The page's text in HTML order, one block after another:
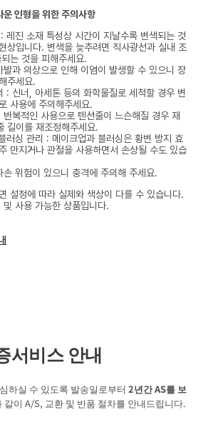
운 인형을 위한 주의사항
레진 소재 특성상 시간이 지날수록 변색되는 것
상입니다. 변색을 늦추려면 직사광선과 실내 조
는 것을 피해주세요.
발과 의상으로 인해 이염이 발생할 수 있으니 장
주세요.
: 신너, 아세톤 등의 화학물질로 세척할 경우 변
사용에 주의해주세요.
복적인 사용으로 텐션줄이 느슨해질 경우 재
길이를 재조정해주세요.
러싱 관리 : 메이크업과 블러싱은 황변 방지 효
만지거나 관절을 사용하면서 손상될 수도 있습
손 위험이 있으니 충격에 주의해 주세요.
설정에 따라 실제와 색상이 다를 수 있습니다.
사용 가능한 상품입니다.
서비스 안내
하실 수 있도록 발송일로부터 2년간 AS를 보
같이 A/S, 교환 및 반품 절차를 안내드립니다.